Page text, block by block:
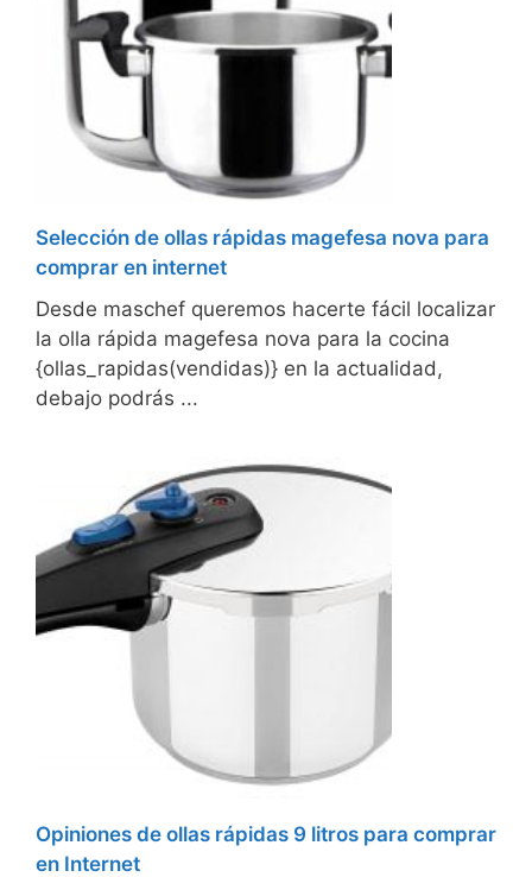
Selección de ollas rápidas magefesa nova para
comprar en internet
Desde maschef queremos hacerte fácil localizar
la olla rápida magefesa nova para la cocina
{ollas_rapidas(vendidas)} en la actualidad,
debajo podrás ...
Opiniones de ollas rápidas 9 litros para comprar
en Internet